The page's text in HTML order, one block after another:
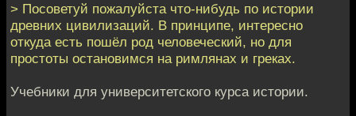
> Посоветуй пожалуйста что-нибудь по истории
древних цивилизаций. В принципе, интересно
откуда есть пошёл род человеческий, но для
простоты остановимся на римлянах и греках.
Учебники для университетского курса истории.